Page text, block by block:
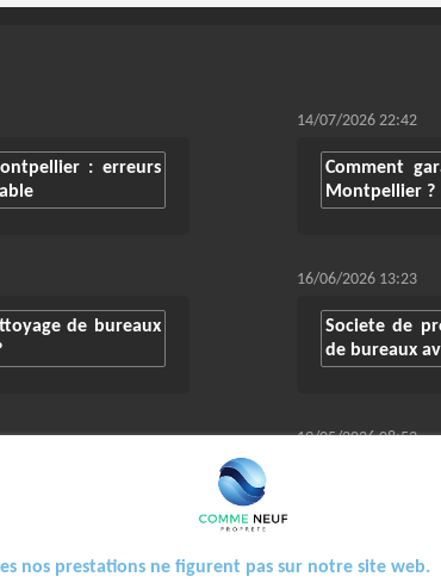
nos prestations ne figurent pas sur notre site web.
: erreurs
14/07/2026 22:42
Comment
Montpellier ?
de bureaux
16/06/2026 13:23
Societe de
de bureaux
de moquettes -
19/05/2026 08:53
Service de
le nettoyage